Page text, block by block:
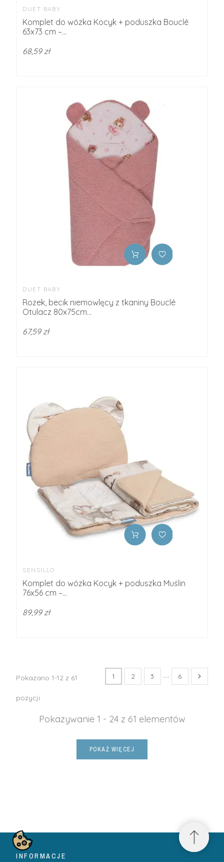
DUET BABY
Komplet do wózka Kocyk + poduszka Bouclé
63x73 cm –...
68,59 zł
DUET BABY
Rożek, becik niemowlęcy z tkaniny Bouclé
Otulacz 80x75cm...
67,59 zł
SENSILLO
Komplet do wózka Kocyk + poduszka Muślin
76x56 cm –...
89,99 zł
Pokazano 1-12 z 61
pozycji
1 2 3 … 6
Pokazywanie 1 - 24 z 61 elementów
POKAŻ WIĘCEJ
INFORMACJE